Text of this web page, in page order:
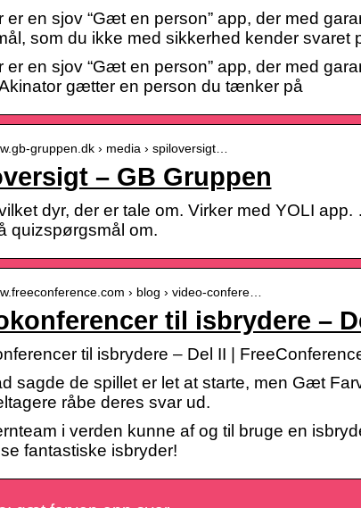
er en sjov “Gæt en person” app, der med
som du ikke med sikkerhed kender svaret
er en sjov “Gæt en person” app, der med
Akinator gætter en person du tænker på
gruppen.dk › media › spiloversigt…
– GB Gruppen
dyr, der er tale om. Virker med YOLI
quizspørgsmål om.
› blog › video-confere…
til isbrydere –
til isbrydere – Del II |
sagde de spillet er let at starte, men Gæt
råbe deres svar ud.
i verden kunne af og til bruge en
fantastiske isbryder!